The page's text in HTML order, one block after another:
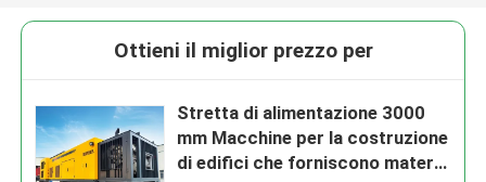
Ottieni il miglior prezzo per
Stretta di alimentazione 3000
mm Macchine per la costruzione
di edifici che forniscono materia